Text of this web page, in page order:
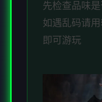
先检查品味
如遇乱码请
即可游玩